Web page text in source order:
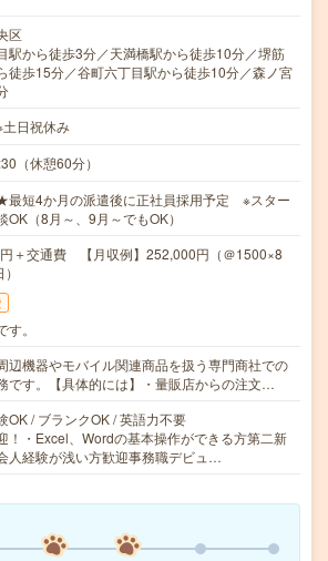
区
駅から徒歩3分／天満橋駅から徒歩10分／堺筋
徒歩15分／谷町六丁目駅から徒歩10分／森ノ宮
日祝休み
（休憩60分）
短4か月の派遣後に正社員採用予定 ※スター
OK（8月～、9月～でもOK）
＋交通費 【月収例】252,000円（＠1500×8
。
辺機器やモバイル関連商品を扱う専門商社での
です。【具体的には】・量販店からの注文…
OK / ブランクOK / 英語力不要
！・Excel、Wordの基本操作ができる方第二新
人経験が浅い方歓迎事務職デビュ…